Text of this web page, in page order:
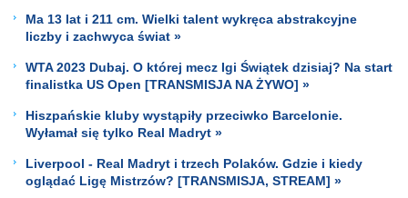
Ma 13 lat i 211 cm. Wielki talent wykręca abstrakcyjne
liczby i zachwyca świat »
WTA 2023 Dubaj. O której mecz Igi Świątek dzisiaj? Na start
finalistka US Open [TRANSMISJA NA ŻYWO] »
Hiszpańskie kluby wystąpiły przeciwko Barcelonie.
Wyłamał się tylko Real Madryt »
Liverpool - Real Madryt i trzech Polaków. Gdzie i kiedy
oglądać Ligę Mistrzów? [TRANSMISJA, STREAM] »